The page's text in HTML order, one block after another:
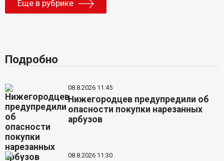
Еще в рубрике
Подробно
08.8.2026 11:45
Нижегородцев предупредили об
опасности покупки нарезанных
арбузов
08.8.2026 11:30